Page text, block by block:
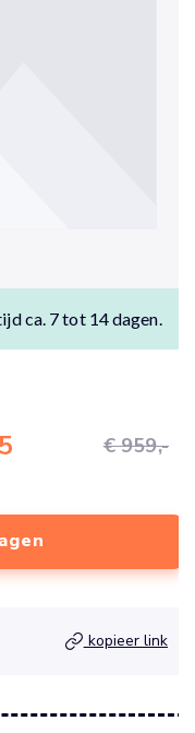
ca. 7 tot 14 dagen.
€ 959,-
kopieer link